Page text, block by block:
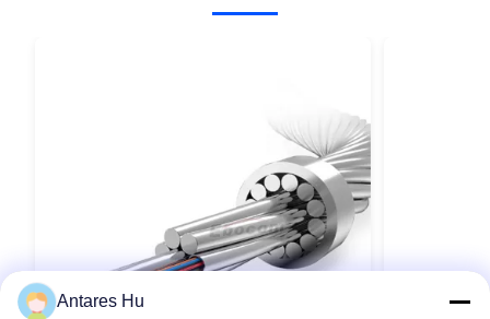
Antares Hu